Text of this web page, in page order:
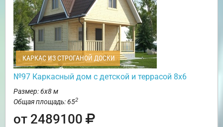
КАРКАС ИЗ СТРОГАНОЙ ДОСКИ
№97 Каркасный дом с детской и террасой 8х6
Размер: 6х8 м
Общая площадь: 652
от 2489100